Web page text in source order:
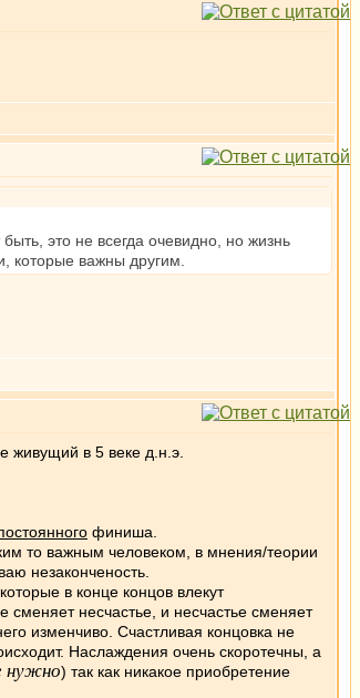
это не всегда очевидно, но жизнь
которые важны другим.
живущий в 5 веке д.н.э.
финиша.
то важным человеком, в мнения/теории
незаконченость.
в конце концов влекут
несчастье, и несчастье сменяет
изменчиво. Счастливая концовка не
Наслаждения очень скоротечны, а
нужно) так как никакое приобретение